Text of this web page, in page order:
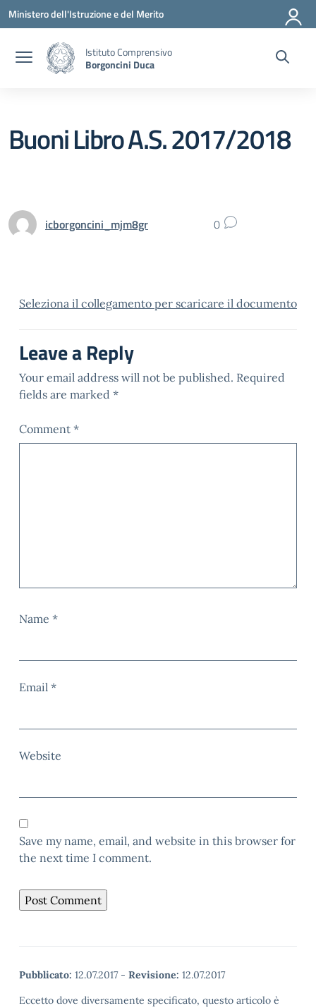
Vai ai contenuti
Vai al menu di navigazione
Vai al footer
Ministero dell'Istruzione e del Merito
Istituto Comprensivo
Borgoncini Duca
Buoni Libro A.S. 2017/2018
icborgoncini_mjm8gr 0
Seleziona il collegamento per scaricare il documento
Leave a Reply
Your email address will not be published. Required
fields are marked *
Comment *
Name *
Email *
Website
Save my name, email, and website in this browser for
the next time I comment.
Pubblicato: 12.07.2017 - Revisione: 12.07.2017
Eccetto dove diversamente specificato, questo articolo è